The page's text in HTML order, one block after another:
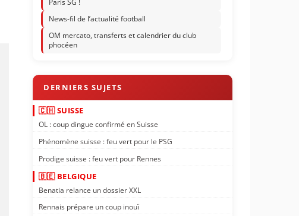
Paris SG !
News-fil de l’actualité football
OM mercato, transferts et calendrier du club
phocéen
🇨🇭 SUISSE
OL : coup dingue confirmé en Suisse
Phénomène suisse : feu vert pour le PSG
Prodige suisse : feu vert pour Rennes
🇧🇪 BELGIQUE
Benatia relance un dossier XXL
Rennais prépare un coup inouï